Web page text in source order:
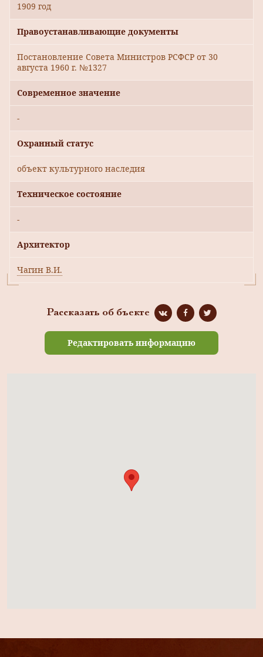
1909 год
Правоустанавливающие документы
Постановление Совета Министров РСФСР от 30
августа 1960 г. №1327
Современное значение
-
Охранный статус
объект культурного наследия
Техническое состояние
-
Архитектор
Чагин В.И.
Рассказать об бъекте
Редактировать информацию